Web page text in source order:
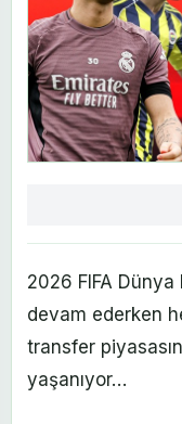
2026 FIFA Dünya
devam ederken
transfer
yaşanıyor…